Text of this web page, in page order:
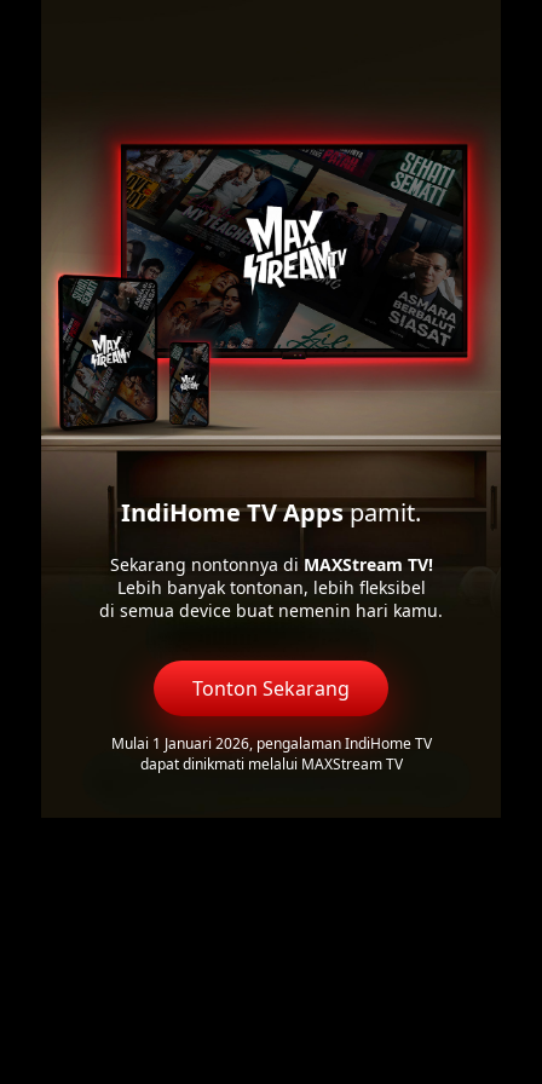
IndiHome TV Appspamit.
Sekarang nontonnya di MAXStream TV!
Lebih banyak tontonan, lebih fleksibel
di semua device buat nemenin hari kamu.
Tonton Sekarang
Mulai 1 Januari 2026, pengalaman IndiHome TV
dapat dinikmati melalui MAXStream TV